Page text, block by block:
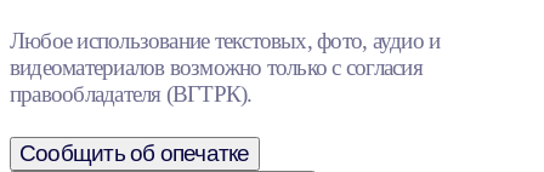
Любое использование текстовых, фото, аудио и
видеоматериалов возможно только с согласия
правообладателя (ВГТРК).
Сообщить об опечатке